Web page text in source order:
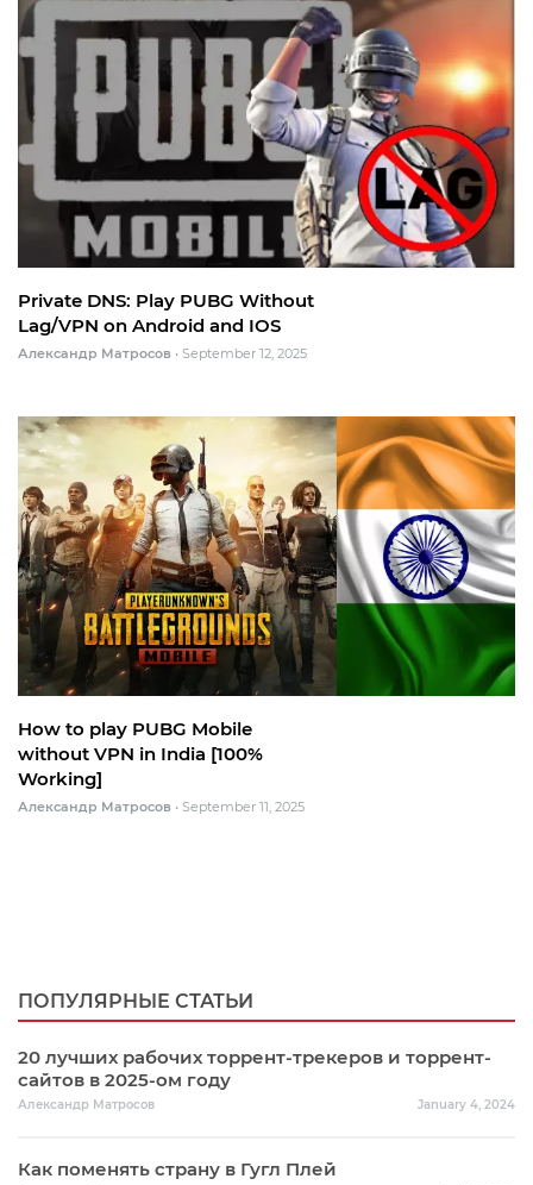
Private DNS: Play PUBG Without
Lag/VPN on Android and IOS
Александр Матросов • September 12, 2025
How to play PUBG Mobile
without VPN in India [100%
Working]
Александр Матросов • September 11, 2025
ПОПУЛЯРНЫЕ СТАТЬИ
20 лучших рабочих торрент-трекеров и торрент-
сайтов в 2025-ом году
Александр Матросов January 4, 2024
Как поменять страну в Гугл Плей